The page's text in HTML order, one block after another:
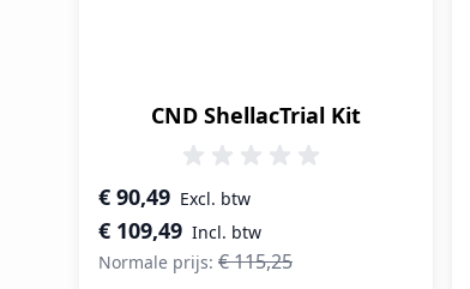
CND ShellacTrial Kit
Speciale prijs
€ 109,49
€ 90,49
Normale prijs: € 115,25